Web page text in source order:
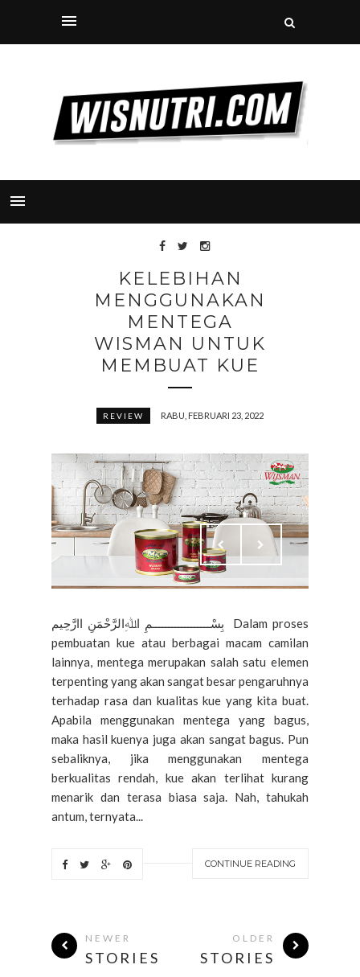
KELEBIHAN
MENGGUNAKAN
MENTEGA
WISMAN UNTUK
MEMBUAT KUE
REVIEW RABU, FEBRUARI 23, 2022
بِسْــــــــــــــــــمِ اﷲِالرَّحْمَنِ اارَّحِيم Dalam proses
pembuatan kue atau berbagai macam camilan
lainnya, mentega merupakan salah satu elemen
terpenting yang akan sangat besar pengaruhnya
terhadap rasa dan kualitas kue yang kita buat.
Apabila menggunakan mentega yang bagus,
maka hasil kuenya juga akan sangat bagus. Pun
sebaliknya, jika menggunakan mentega
berkualitas rendah, kue akan terlihat kurang
menarik dan terasa biasa saja. Nah, tahukah
antum, ternyata...
CONTINUE READING
NEWER
STORIES
OLDER
STORIES